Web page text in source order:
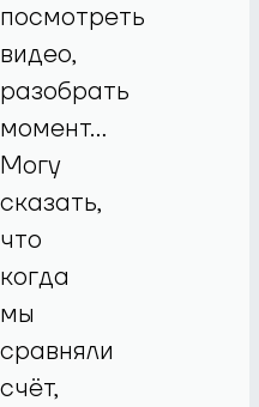
посмотреть
видео,
разобрать
момент…
Могу
сказать,
что
когда
мы
сравняли
счёт,